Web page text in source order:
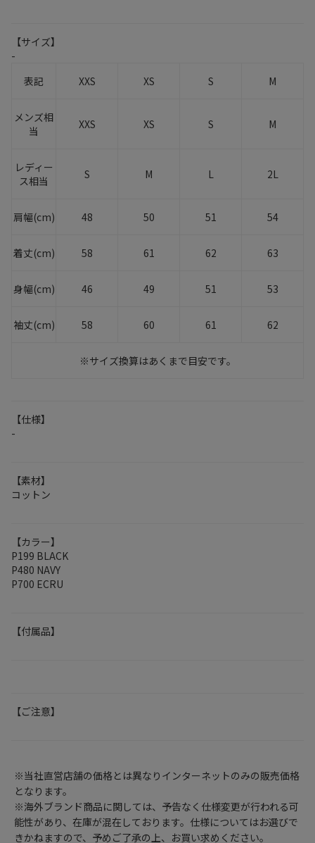
【サイズ】
-
表記
XXS XS S M
メンズ相
当
XXS XS S M
レディー
ス相当
S M L 2L
肩幅(cm) 48 50 51 54
着丈(cm) 58 61 62 63
身幅(cm) 46 49 51 53
袖丈(cm) 58 60 61 62
※サイズ換算はあくまで目安です。
【仕様】
-
【素材】
コットン
【カラー】
P199 BLACK
P480 NAVY
P700 ECRU
【付属品】
【ご注意】
※当社直営店舗の価格とは異なりインターネットのみの販売価格
となります。
※海外ブランド商品に関しては、予告なく仕様変更が行われる可
能性があり、在庫が混在しております。仕様についてはお選びで
きかねますので、予めご了承の上、お買い求めください。